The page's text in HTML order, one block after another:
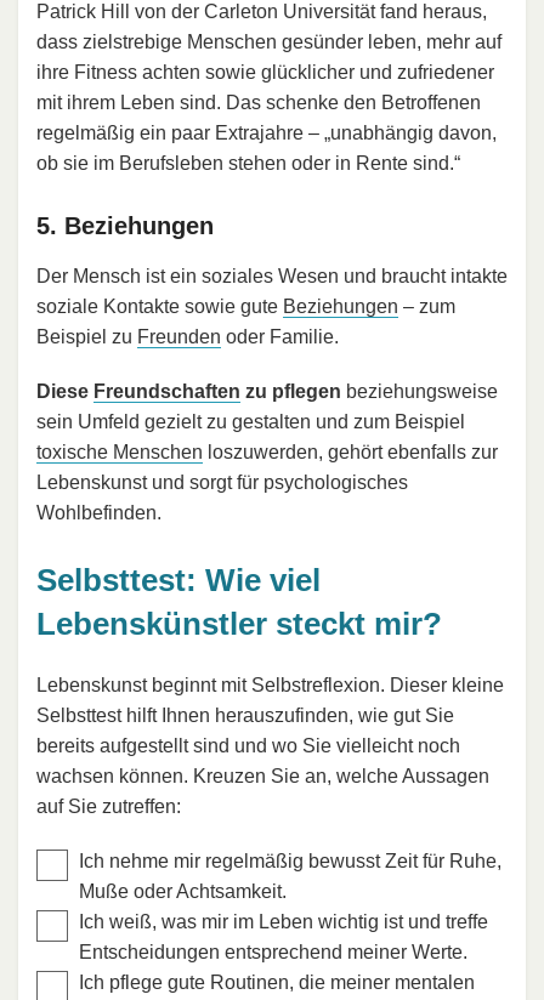
Patrick Hill von der Carleton Universität fand heraus,
dass zielstrebige Menschen gesünder leben, mehr auf
ihre Fitness achten sowie glücklicher und zufriedener
mit ihrem Leben sind. Das schenke den Betroffenen
regelmäßig ein paar Extrajahre – „unabhängig davon,
ob sie im Berufsleben stehen oder in Rente sind.“
5. Beziehungen
Der Mensch ist ein soziales Wesen und braucht intakte
soziale Kontakte sowie gute Beziehungen – zum
Beispiel zu Freunden oder Familie.
Diese Freundschaften zu pflegen beziehungsweise
sein Umfeld gezielt zu gestalten und zum Beispiel
toxische Menschen loszuwerden, gehört ebenfalls zur
Lebenskunst und sorgt für psychologisches
Wohlbefinden.
Selbsttest: Wie viel
Lebenskünstler steckt mir?
Lebenskunst beginnt mit Selbstreflexion. Dieser kleine
Selbsttest hilft Ihnen herauszufinden, wie gut Sie
bereits aufgestellt sind und wo Sie vielleicht noch
wachsen können. Kreuzen Sie an, welche Aussagen
auf Sie zutreffen:
Ich nehme mir regelmäßig bewusst Zeit für Ruhe,
Muße oder Achtsamkeit.
Ich weiß, was mir im Leben wichtig ist und treffe
Entscheidungen entsprechend meiner Werte.
Ich pflege gute Routinen, die meiner mentalen